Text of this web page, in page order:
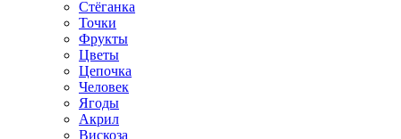
Стёганка
Точки
Фрукты
Цветы
Цепочка
Человек
Ягоды
Акрил
Вискоза